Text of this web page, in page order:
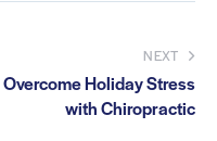
NEXT
Overcome Holiday Stress
with Chiropractic